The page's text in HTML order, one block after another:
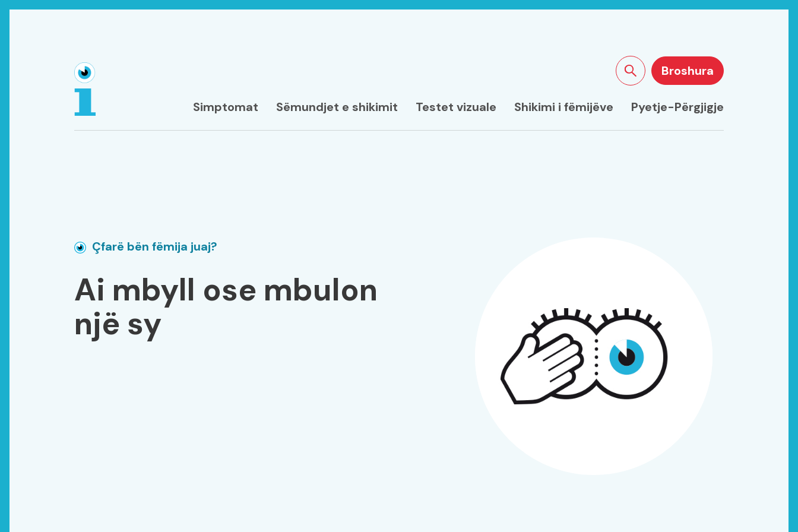
Simptomat Sëmundjet e shikimit Testet vizuale Shikimi i fëmijëve Pyetje-Përgjigje
Kërkoni tek faqja
Broshura
Çfarë bën fëmija juaj?
Ai mbyll ose mbulon
një sy